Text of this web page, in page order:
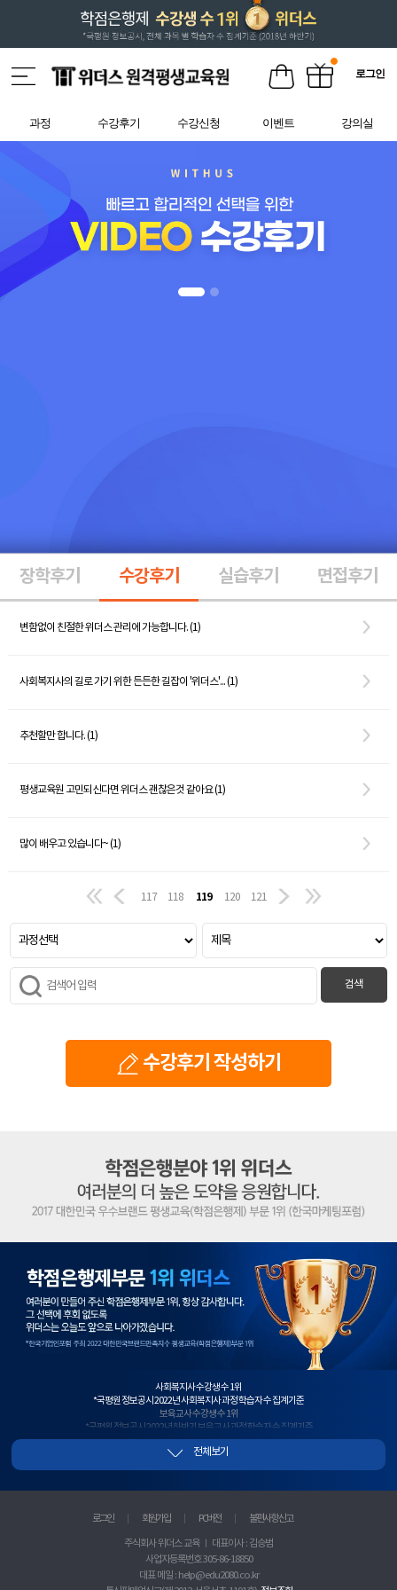
로그인
과정 수강후기 수강신청 이벤트 강의실
장학후기 수강후기 실습후기 면접후기
변함없이 친절한 위더스 관리에 가능합니다. (1)
사회복지사의 길로 가기 위한 든든한 길잡이 '위더스'... (1)
추천할만 합니다. (1)
평생교육원 고민되신다면 위더스 괜찮은것 같아요 (1)
많이 배우고 있습니다~ (1)
117 118 119 120 121
검색
수강후기 작성하기
사회복지사 수강생 수 1위
*국평원 정보공시 2022년 사회복지사 과정 학습자 수 집계기준
보육교사 수강생 수 1위
*국평원 정보공시 2022년 하반기 보육교사 과정 학습자 수 집계기준
사회복지사+보육교사 수강생 수 1위
*국평원 정보공시, 2022년 하반기 사회복지사+보육교사 과정 이수 과목 학습자 수 합산 기준
청소년지도사 수강생 수 1위
실습과목 수강생 수 1위
사이트 방문자수 1위
*랭키닷컴 2018년 3월 2주차 기준
우수 브랜드 대상 1위
*한국마케팅포럼 선정 2017 대한민국 우수브랜드 대상 평생교육(학점은행) 부문
전체보기
로그인 회원가입 PC버전 불편사항 신고
주식회사 위더스 교육 ㅣ 대표이사 : 김승범
사업자등록번호 305-86-18850
대표 메일 : help@edu2080.co.kr